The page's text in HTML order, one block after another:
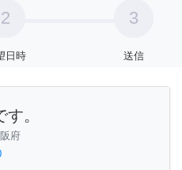
2
日時
3
送信
。
府